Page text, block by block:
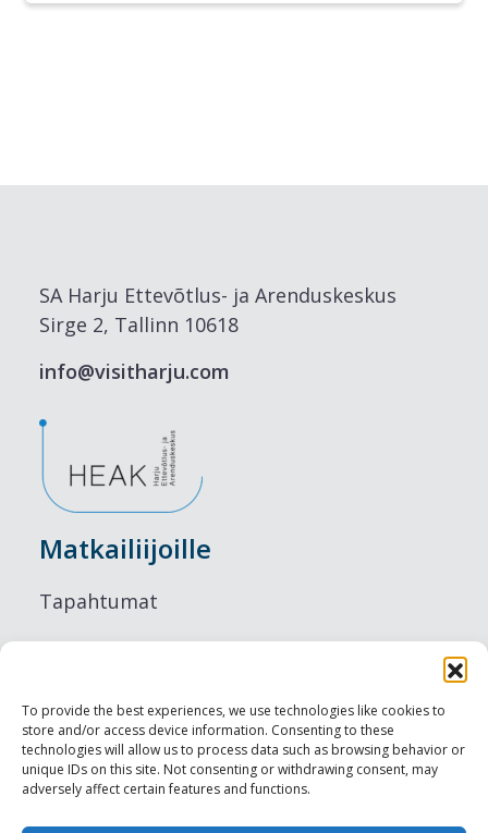
To provide the best experiences, we use technologies like cookies to
store and/or access device information. Consenting to these
technologies will allow us to process data such as browsing behavior or
unique IDs on this site. Not consenting or withdrawing consent, may
adversely affect certain features and functions.
SA Harju Ettevõtlus- ja Arenduskeskus
Sirge 2, Tallinn 10618
info@visitharju.com
Matkailiijoille
Tapahtumat
Ruokailu
Nähtävyydet
Visit Tallinn